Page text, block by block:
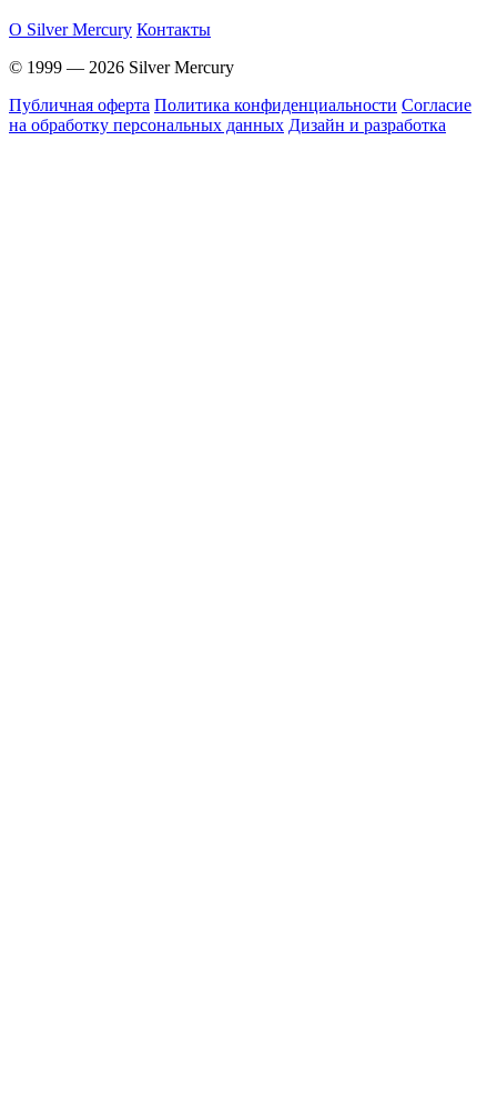
O Silver Mercury Контакты
© 1999 — 2026 Silver Mercury
Публичная оферта Политика конфиденциальности Согласие
на обработку персональных данных Дизайн и разработка